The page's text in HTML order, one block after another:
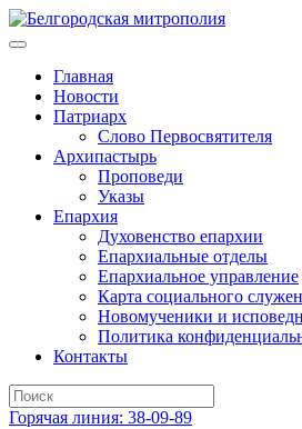
Главная
Новости
Патриарх
Слово Первосвятителя
Архипастырь
Проповеди
Указы
Епархия
Духовенство епархии
Епархиальные отделы
Епархиальное управление
Карта социального
Новомученики и
Политика
Контакты
Горячая линия: 38-09-89